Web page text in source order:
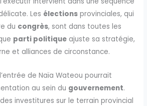
Les élections provinciales, qui
du congrès, sont dans toutes les
parti politique ajuste sa stratégie,
et alliances de circonstance.
de Naïa Wateou pourrait
au sein du gouvernement.
investitures sur le terrain provincial